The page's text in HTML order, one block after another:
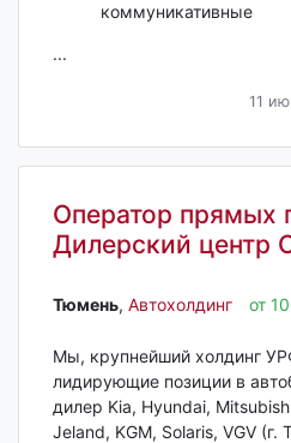
коммуникативные
...
11
Оператор прямых
Дилерский центр
Тюмень‎, Автохолдинг от
Мы, крупнейший холдинг
лидирующие позиции в
дилер Kia, Hyundai,
Jeland, KGM, Solaris, VGV